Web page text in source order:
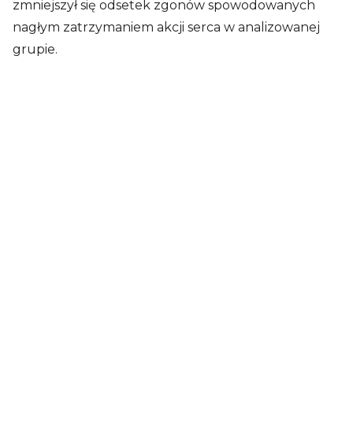
zmniejszył się odsetek zgonów spowodowanych
nagłym zatrzymaniem akcji serca w analizowanej
grupie.